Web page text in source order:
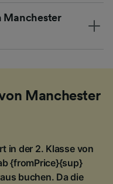
Manchester
Manchester
in der 2. Klasse von
{fromPrice}{sup}
buchen. Da die